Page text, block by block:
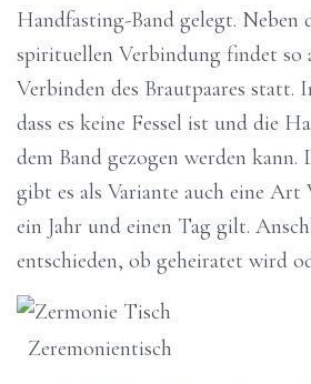
Handfasting-Band gelegt. Neben
spirituellen Verbindung findet so
Verbinden des Brautpaares statt.
dass es keine Fessel ist und die
dem Band gezogen werden kann.
gibt es als Variante auch eine
ein Jahr und einen Tag gilt.
entschieden, ob geheiratet wird
Zeremonientisch